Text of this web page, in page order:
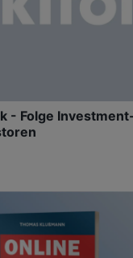
- Folge